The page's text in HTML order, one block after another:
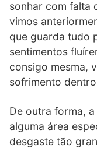
sonhar com falta
vimos
que guarda tudo
sentimentos
consigo mesma,
sofrimento
De outra forma,
alguma área
desgaste tão